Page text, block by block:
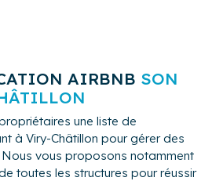
AIRBNB SON
une liste de
à Viry-Châtillon pour gérer des
vous proposons notamment
toutes les structures pour réussir